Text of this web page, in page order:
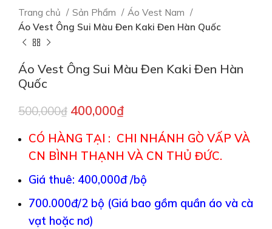
Trang chủ Sản Phẩm
Áo Vest Nam
Áo Vest Ông Sui Màu Đen Kaki Đen Hàn Quốc
Áo Vest Ông Sui Màu Đen Kaki Đen Hàn
Quốc
500,000₫ 400,000₫
CÓ HÀNG TẠI : CHI NHÁNH GÒ VẤP VÀ
CN BÌNH THẠNH VÀ CN THỦ ĐỨC.
Giá thuê: 400,000đ /bộ
700.000đ/2 bộ (Giá bao gồm quần áo và cà
vạt hoặc nơ)